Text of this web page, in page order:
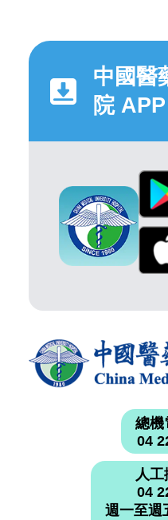
中國醫
院 APP
總機
04
人
04
週一至週